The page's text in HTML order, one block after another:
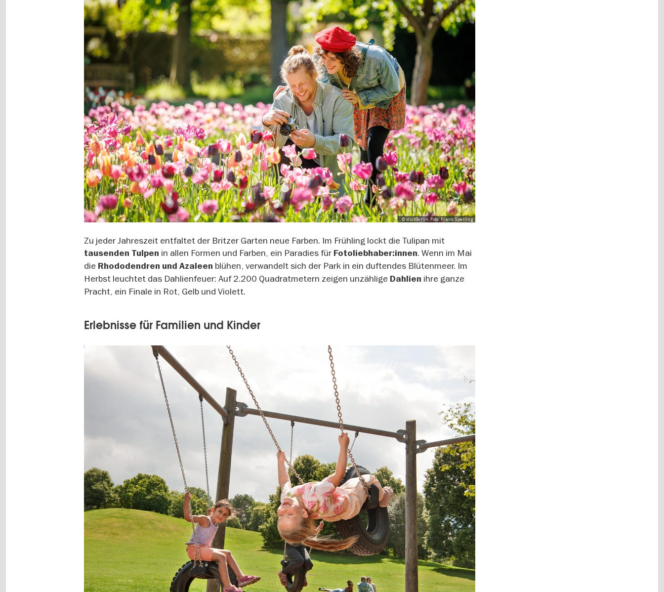
, © visitBerlin, Foto: Frank Sperling
Zu jeder Jahreszeit entfaltet der Britzer Garten neue Farben. Im Frühling lockt die Tulipan mit
tausenden Tulpen in allen Formen und Farben, ein Paradies für Fotoliebhaber:innen. Wenn im Mai
die Rhododendren und Azaleen blühen, verwandelt sich der Park in ein duftendes Blütenmeer. Im
Herbst leuchtet das Dahlienfeuer: Auf 2.200 Quadratmetern zeigen unzählige Dahlien ihre ganze
Pracht, ein Finale in Rot, Gelb und Violett.
Erlebnisse für Familien und Kinder